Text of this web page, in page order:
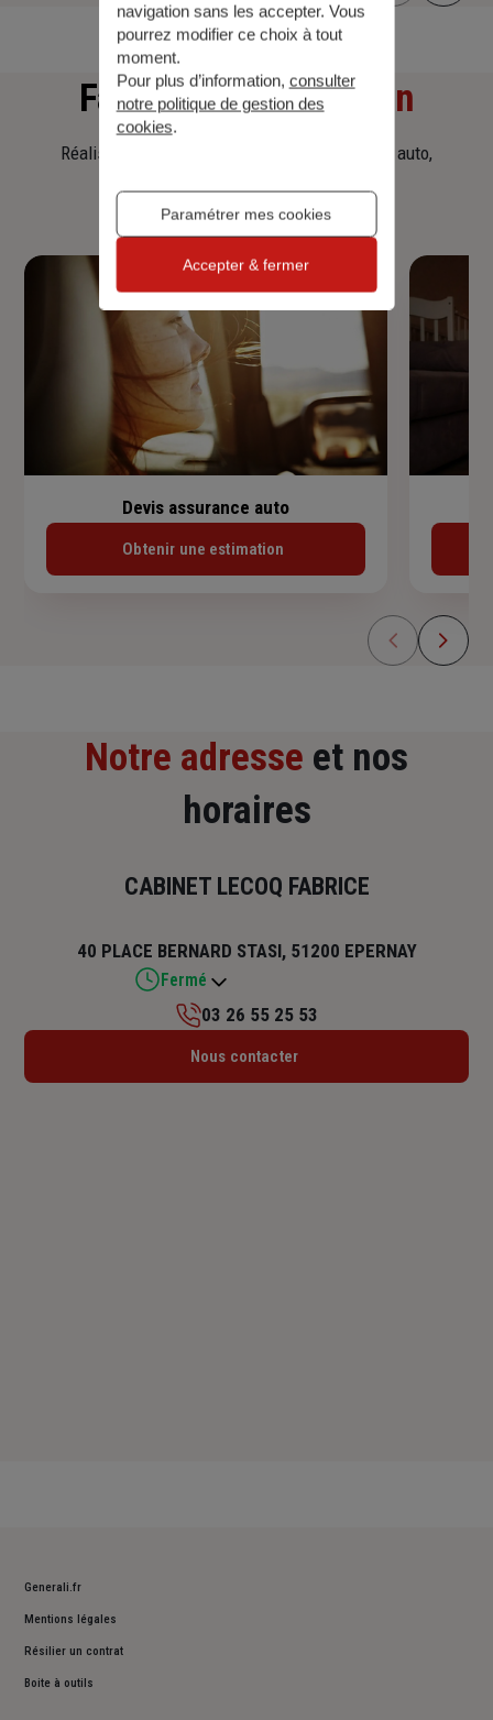
Faitesune simulation
Réalisez une simulation tarifaire d'assurance, auto,
Devis assurance auto
Obtenir une estimation
Notre adresse et nos
horaires
CABINET LECOQ FABRICE
40 PLACE BERNARD STASI, 51200 EPERNAY
Fermé
Lundi : Fermé
03 26 55 25 53
Nous contacter
Generali.fr
Mentions légales
Résilier un contrat
Boite à outils
navigation sans les accepter. Vous
pourrez modifier ce choix à tout
moment.
Pour plus d’information, consulter
notre politique de gestion des
cookies.
Paramétrer mes cookies
Accepter & fermer